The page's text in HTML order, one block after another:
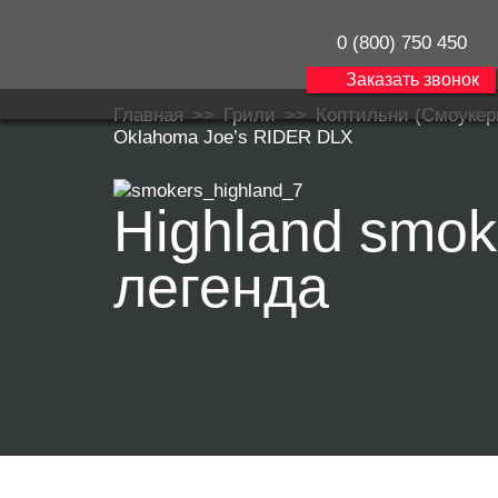
0 (800) 750 450
Заказать звонок
Главная>>Грили>>Коптильни
Oklahoma Joe’s RIDER DLX
Highland
легенда